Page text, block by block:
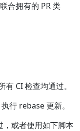
合拥有的 PR 类
CI 检查均通过。
行 rebase 更新。
，或者使用如下脚本